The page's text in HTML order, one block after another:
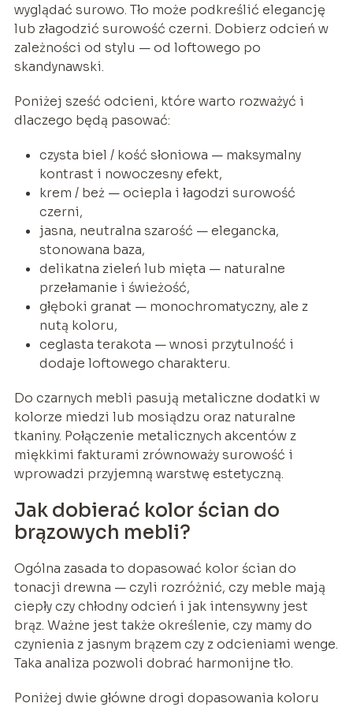
wyglądać surowo. Tło może podkreślić elegancję
lub złagodzić surowość czerni. Dobierz odcień w
zależności od stylu — od loftowego po
skandynawski.
Poniżej sześć odcieni, które warto rozważyć i
dlaczego będą pasować:
czysta biel / kość słoniowa — maksymalny
kontrast i nowoczesny efekt,
krem / beż — ociepla i łagodzi surowość
czerni,
jasna, neutralna szarość — elegancka,
stonowana baza,
delikatna zieleń lub mięta — naturalne
przełamanie i świeżość,
głęboki granat — monochromatyczny, ale z
nutą koloru,
ceglasta terakota — wnosi przytulność i
dodaje loftowego charakteru.
Do czarnych mebli pasują metaliczne dodatki w
kolorze miedzi lub mosiądzu oraz naturalne
tkaniny. Połączenie metalicznych akcentów z
miękkimi fakturami zrównoważy surowość i
wprowadzi przyjemną warstwę estetyczną.
Jak dobierać kolor ścian do
brązowych mebli?
Ogólna zasada to dopasować kolor ścian do
tonacji drewna — czyli rozróżnić, czy meble mają
ciepły czy chłodny odcień i jak intensywny jest
brąz. Ważne jest także określenie, czy mamy do
czynienia z jasnym brązem czy z odcieniami wenge.
Taka analiza pozwoli dobrać harmonijne tło.
Poniżej dwie główne drogi dopasowania koloru